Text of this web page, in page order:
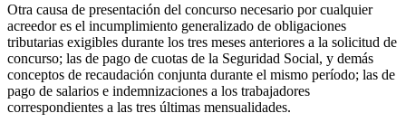
Otra causa de presentación del concurso necesario por cualquier
acreedor es el incumplimiento generalizado de obligaciones
tributarias exigibles durante los tres meses anteriores a la solicitud de
concurso; las de pago de cuotas de la Seguridad Social, y demás
conceptos de recaudación conjunta durante el mismo período; las de
pago de salarios e indemnizaciones a los trabajadores
correspondientes a las tres últimas mensualidades.